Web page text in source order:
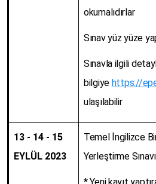
okumalıdırlar
Sınav yüz yüze
Sınavla ilgili
bilgiye https://
ulaşılabilir
13 - 14 - 15
EYLÜL 2023
Temel İngilizce
Yerleştirme Sınavı
* Yeni kayıt